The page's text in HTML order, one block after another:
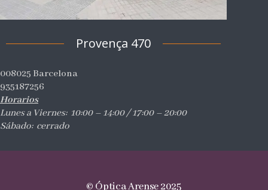
Provença 470
008025 Barcelona
935187256
Horarios
Lunes a Viernes: 10:00 – 14:00 / 17:00 – 20:00
Sábado: cerrado
© Óptica Arense 2025